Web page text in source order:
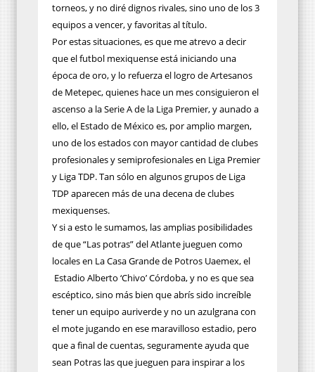
torneos, y no diré dignos rivales, sino uno de los 3
equipos a vencer, y favoritas al título.
Por estas situaciones, es que me atrevo a decir
que el futbol mexiquense está iniciando una
época de oro, y lo refuerza el logro de Artesanos
de Metepec, quienes hace un mes consiguieron el
ascenso a la Serie A de la Liga Premier, y aunado a
ello, el Estado de México es, por amplio margen,
uno de los estados con mayor cantidad de clubes
profesionales y semiprofesionales en Liga Premier
y Liga TDP. Tan sólo en algunos grupos de Liga
TDP aparecen más de una decena de clubes
mexiquenses.
Y si a esto le sumamos, las amplias posibilidades
de que “Las potras” del Atlante jueguen como
locales en La Casa Grande de Potros Uaemex, el
Estadio Alberto ‘Chivo’ Córdoba, y no es que sea
escéptico, sino más bien que abrís sido increíble
tener un equipo auriverde y no un azulgrana con
el mote jugando en ese maravilloso estadio, pero
que a final de cuentas, seguramente ayuda que
sean Potras las que jueguen para inspirar a los